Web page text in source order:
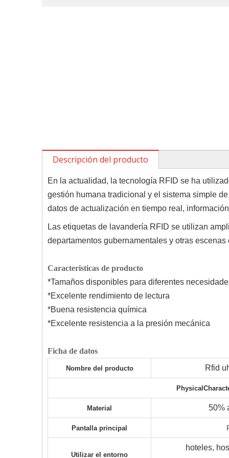
Descripción del producto
En la actualidad, la tecnología RFID se ha
gestión humana tradicional y el sistema simple
datos de actualización en tiempo real,
Las etiquetas de lavandería RFID se utilizan
departamentos gubernamentales y otras
Caracteristicas de producto
*Tamaños disponibles para diferentes
*Excelente rendimiento de lectura
*Buena resistencia química
*Excelente resistencia a la presión mecánica
Ficha de datos
Nombre del producto Rfid
Physical C
Material 50%
Pantalla principal
Utilizar el entorno
hoteles,